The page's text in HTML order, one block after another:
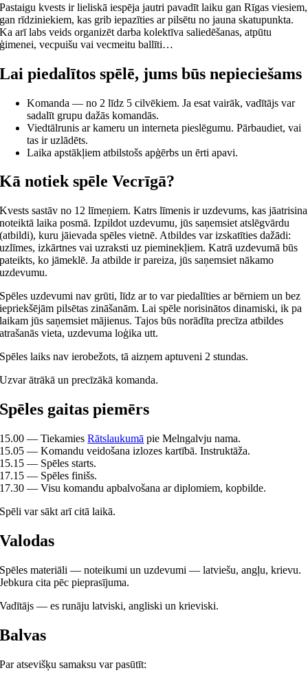
Pastaigu kvests ir lieliskā iespēja jautri pavadīt laiku gan Rīgas viesiem,
gan rīdziniekiem, kas grib iepazīties ar pilsētu no jauna skatupunkta.
Ka arī labs veids organizēt darba kolektīva saliedēšanas, atpūtu
ģimenei, vecpuišu vai vecmeitu ballīti…
Lai piedalītos spēlē, jums būs nepieciešams
Komanda — no 2 līdz 5 cilvēkiem. Ja esat vairāk, vadītājs var
sadalīt grupu dažās komandās.
Viedtālrunis ar kameru un interneta pieslēgumu. Pārbaudiet, vai
tas ir uzlādēts.
Laika apstākļiem atbilstošs apģērbs un ērti apavi.
Kā notiek spēle Vecrīgā?
Kvests sastāv no 12 līmeņiem. Katrs līmenis ir uzdevums, kas jāatrisina
noteiktā laika posmā. Izpildot uzdevumu, jūs saņemsiet atslēgvārdu
(atbildi), kuru jāievada spēles vietnē. Atbildes var izskatīties dažādi:
uzlīmes, izkārtnes vai uzraksti uz pieminekļiem. Katrā uzdevumā būs
pateikts, ko jāmeklē. Ja atbilde ir pareiza, jūs saņemsiet nākamo
uzdevumu.
Spēles uzdevumi nav grūti, līdz ar to var piedalīties ar bērniem un bez
iepriekšējām pilsētas zināšanām. Lai spēle norisinātos dinamiski, ik pa
laikam jūs saņemsiet mājienus. Tajos būs norādīta precīza atbildes
atrašanās vieta, uzdevuma loģika utt.
Spēles laiks nav ierobežots, tā aizņem aptuveni 2 stundas.
Uzvar ātrākā un precīzākā komanda.
Spēles gaitas piemērs
15.00 — TiekamiesRātslaukumā pie Melngalvju nama.
15.05 — Komandu veidošana izlozes kartībā. Instruktāža.
15.15 — Spēles starts.
17.15 — Spēles finišs.
17.30 — Visu komandu apbalvošana ar diplomiem, kopbilde.
Spēli var sākt arī citā laikā.
Valodas
Spēles materiāli — noteikumi un uzdevumi — latviešu, angļu, krievu.
Jebkura cita pēc pieprasījuma.
Vadītājs — es runāju latviski, angliski un krieviski.
Balvas
Par atsevišķu samaksu var pasūtīt: